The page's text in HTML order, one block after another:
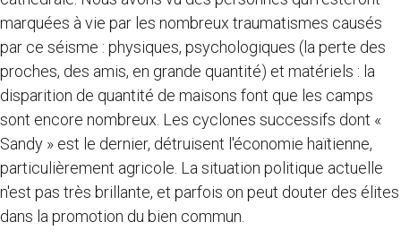
marquées à vie par les nombreux traumatismes causés
par ce séisme : physiques, psychologiques (la perte des
proches, des amis, en grande quantité) et matériels : la
disparition de quantité de maisons font que les camps
sont encore nombreux. Les cyclones successifs dont «
Sandy » est le dernier, détruisent l'économie haïtienne,
particulièrement agricole. La situation politique actuelle
n'est pas très brillante, et parfois on peut douter des élites
dans la promotion du bien commun.